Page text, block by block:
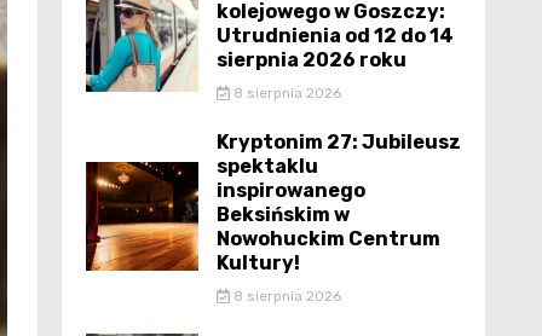
kolejowego w Goszczy:
Utrudnienia od 12 do 14
sierpnia 2026 roku
8 sierpnia 2026
Kryptonim 27: Jubileusz
spektaklu
inspirowanego
Beksińskim w
Nowohuckim Centrum
Kultury!
8 sierpnia 2026